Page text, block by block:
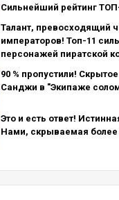
Сильнейший рейтинг
Талант, превосходящий
императоров! Топ-11
персонажей пиратской
90 % пропустили!
Санджи в "Экипаже
Это и есть ответ!
Нами, скрываемая более